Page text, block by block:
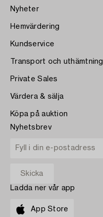
Nyheter
Hemvärdering
Kundservice
Transport och uthämtning
Private Sales
Värdera & sälja
Köpa på auktion
Nyhetsbrev
Ladda ner vår app
App Store